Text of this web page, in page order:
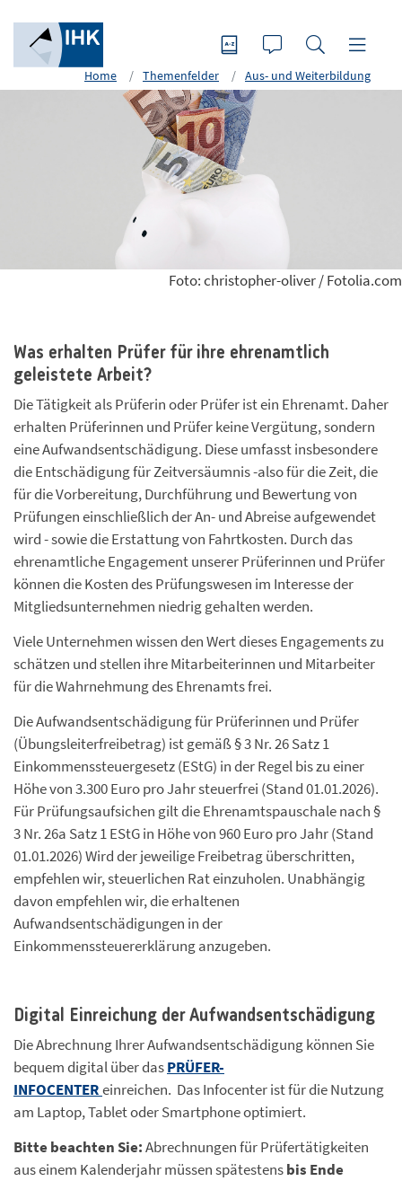
Home Themenfelder Aus- und Weiterbildung
Foto: christopher-oliver / Fotolia.com
Was erhalten Prüfer für ihre ehrenamtlich
geleistete Arbeit?
Die Tätigkeit als Prüferin oder Prüfer ist ein Ehrenamt. Daher
erhalten Prüferinnen und Prüfer keine Vergütung, sondern
eine Aufwandsentschädigung. Diese umfasst insbesondere
die Entschädigung für Zeitversäumnis -also für die Zeit, die
für die Vorbereitung, Durchführung und Bewertung von
Prüfungen einschließlich der An- und Abreise aufgewendet
wird - sowie die Erstattung von Fahrtkosten. Durch das
ehrenamtliche Engagement unserer Prüferinnen und Prüfer
können die Kosten des Prüfungswesen im Interesse der
Mitgliedsunternehmen niedrig gehalten werden.
Viele Unternehmen wissen den Wert dieses Engagements zu
schätzen und stellen ihre Mitarbeiterinnen und Mitarbeiter
für die Wahrnehmung des Ehrenamts frei.
Die Aufwandsentschädigung für Prüferinnen und Prüfer
(Übungsleiterfreibetrag) ist gemäß § 3 Nr. 26 Satz 1
Einkommenssteuergesetz (EStG) in der Regel bis zu einer
Höhe von 3.300 Euro pro Jahr steuerfrei (Stand 01.01.2026).
Für Prüfungsaufsichen gilt die Ehrenamtspauschale nach §
3 Nr. 26a Satz 1 EStG in Höhe von 960 Euro pro Jahr (Stand
01.01.2026) Wird der jeweilige Freibetrag überschritten,
empfehlen wir, steuerlichen Rat einzuholen. Unabhängig
davon empfehlen wir, die erhaltenen
Aufwandsentschädigungen in der
Einkommenssteuererklärung anzugeben.
Digital Einreichung der Aufwandsentschädigung
Die Abrechnung Ihrer Aufwandsentschädigung können Sie
bequem digital über dasPRÜFER-
INFOCENTEReinreichen. Das Infocenter ist für die Nutzung
am Laptop, Tablet oder Smartphone optimiert.
Bitte beachten Sie:Abrechnungen für Prüfertätigkeiten
aus einem Kalenderjahr müssen spätestensbis Ende